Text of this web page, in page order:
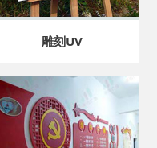
雕刻UV